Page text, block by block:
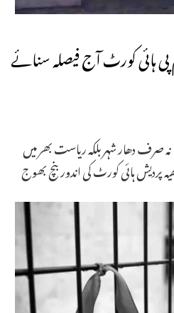
ہائی کورٹ آج فیصلہ سنائے
صرف دھار شہر بلکہ ریاست بھر میں
ہائی کورٹ کی اندور بنچ بھوج